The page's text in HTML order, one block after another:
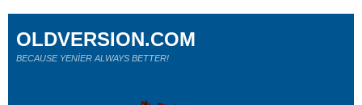
OLDVERSION.COM
BECAUSE YENİER ALWAYS BETTER!